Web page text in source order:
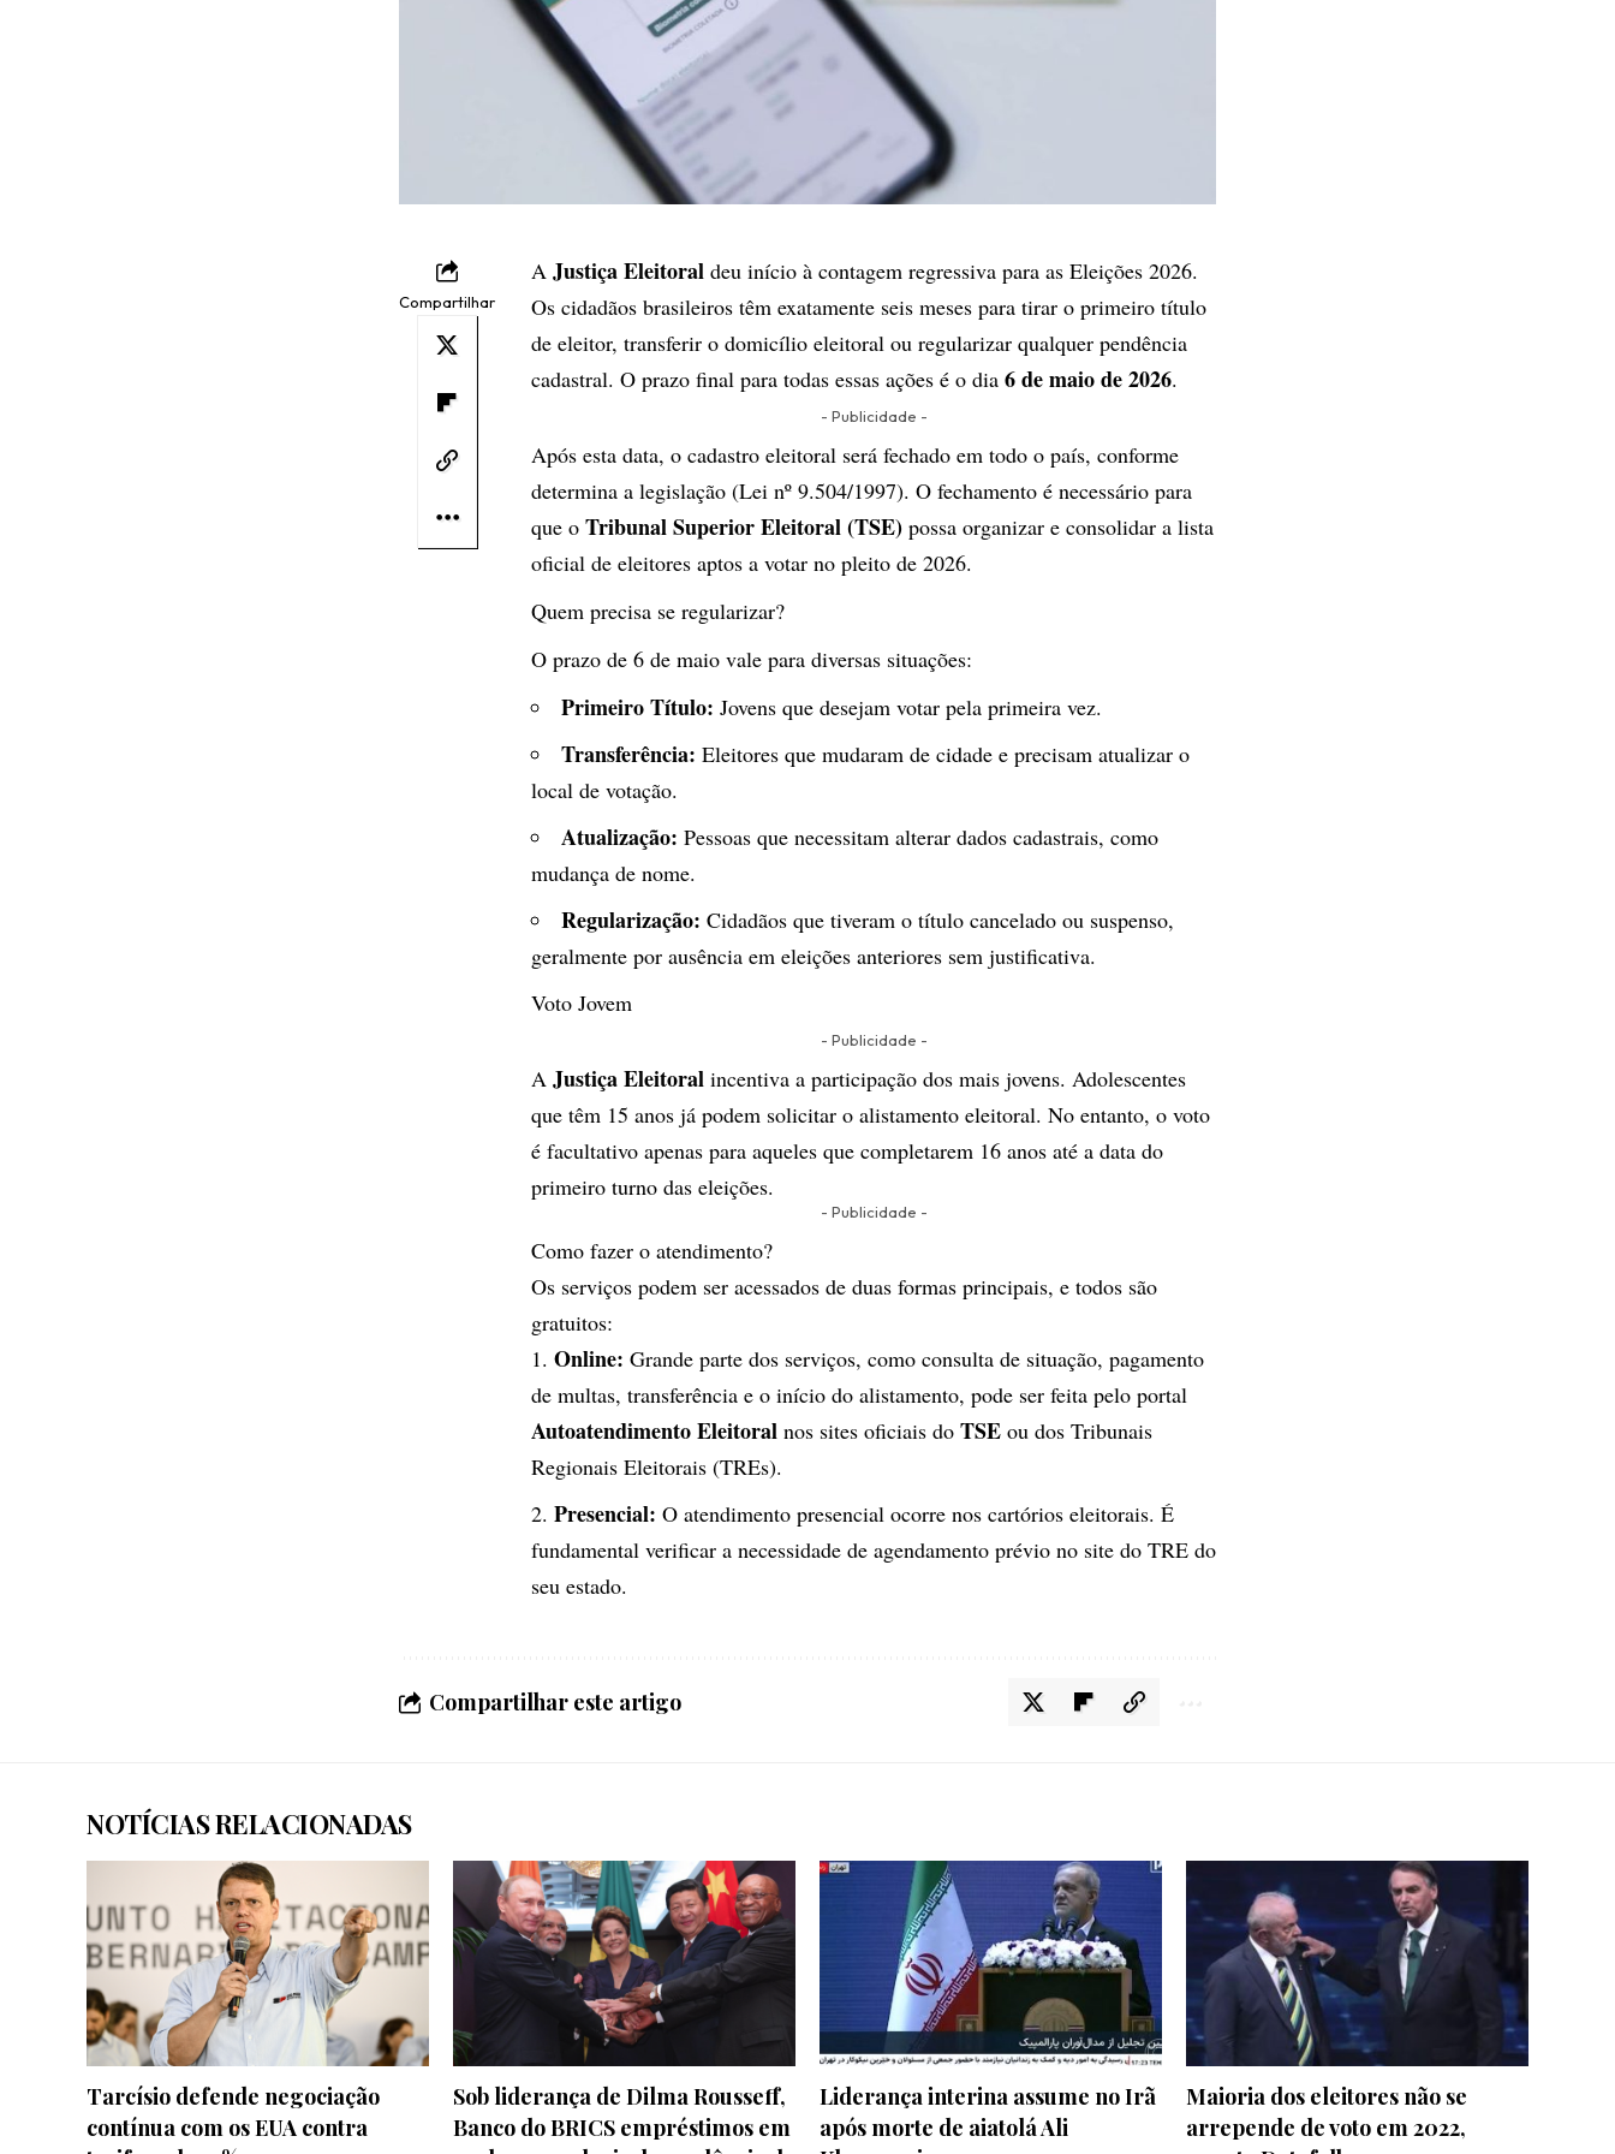
Compartilhar
​A Justiça Eleitoral deu início à contagem regressiva para as Eleições 2026.
Os cidadãos brasileiros têm exatamente seis meses para tirar o primeiro título
de eleitor, transferir o domicílio eleitoral ou regularizar qualquer pendência
cadastral. O prazo final para todas essas ações é o dia 6 de maio de 2026.
- Publicidade -
​Após esta data, o cadastro eleitoral será fechado em todo o país, conforme
determina a legislação (Lei nº 9.504/1997). O fechamento é necessário para
que o Tribunal Superior Eleitoral (TSE) possa organizar e consolidar a lista
oficial de eleitores aptos a votar no pleito de 2026.
​Quem precisa se regularizar?
​O prazo de 6 de maio vale para diversas situações:
Primeiro Título: Jovens que desejam votar pela primeira vez.
Transferência: Eleitores que mudaram de cidade e precisam atualizar o
local de votação.
Atualização: Pessoas que necessitam alterar dados cadastrais, como
mudança de nome.
Regularização: Cidadãos que tiveram o título cancelado ou suspenso,
geralmente por ausência em eleições anteriores sem justificativa.
​Voto Jovem
- Publicidade -
​A Justiça Eleitoral incentiva a participação dos mais jovens. Adolescentes
que têm 15 anos já podem solicitar o alistamento eleitoral. No entanto, o voto
é facultativo apenas para aqueles que completarem 16 anos até a data do
primeiro turno das eleições.
- Publicidade -
​Como fazer o atendimento?
​Os serviços podem ser acessados de duas formas principais, e todos são
gratuitos:
Online: Grande parte dos serviços, como consulta de situação, pagamento
de multas, transferência e o início do alistamento, pode ser feita pelo portal
Autoatendimento Eleitoral nos sites oficiais do TSE ou dos Tribunais
Regionais Eleitorais (TREs).
Presencial: O atendimento presencial ocorre nos cartórios eleitorais. É
fundamental verificar a necessidade de agendamento prévio no site do TRE do
seu estado.
Compartilhar este artigo
NOTÍCIAS RELACIONADAS
Tarcísio defende negociação
contínua com os EUA contra
Sob liderança de Dilma Rousseff,
Banco do BRICS empréstimos em
Liderança interina assume no Irã
após morte de aiatolá Ali
Maioria dos eleitores não se
arrepende de voto em 2022,